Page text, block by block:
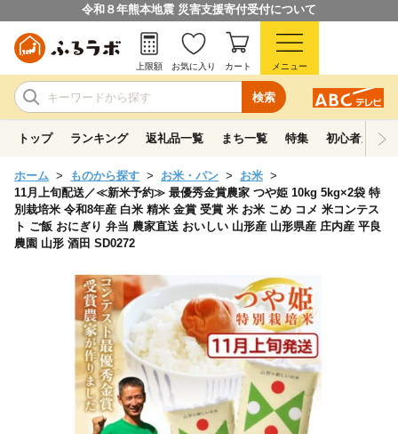
令和８年熊本地震 災害支援寄付受付について
検索
上限額 お気に入り カート メニュー
トップ ランキング 返礼品一覧 まち一覧 特集 初心者ガイド
ホーム ものから探す お米・パン
お米
11月上旬配送／≪新米予約≫ 最優秀金賞農家 つや姫 10kg 5kg×2袋 特
別栽培米 令和8年産 白米 精米 金賞 受賞 米 お米 こめ コメ 米コンテス
ト ご飯 おにぎり 弁当 農家直送 おいしい 山形産 山形県産 庄内産 平良
農園 山形 酒田 SD0272